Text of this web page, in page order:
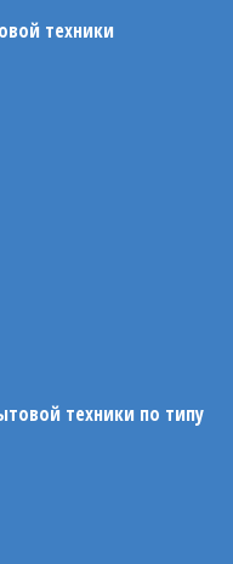
техники
техники по типу